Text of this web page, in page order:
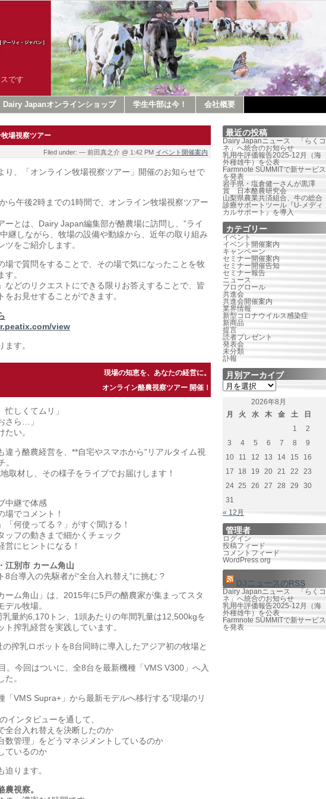
です
Dairy Japanオンラインショップ 学生牛部は今！ 会社概要
牧場視察ツアー
Filed under: — 前田真之介 @ 1:42 PM イベント開催案内
り、「オンライン牧場視察ツアー」開催のお知らせで
ら午後2時までの1時間で、オンライン牧場視察ツアー
ーとは、Dairy Japan編集部が酪農場に訪問し、”ライ
継しながら、牧場の設備や動線から、近年の取り組み
ツをご紹介します。
場で質問をすることで、その場で気になったことを牧
。
などのリクエストにできる限りお答えすることで、皆
をお見せすることができます。
view
す。
現場の知恵を、あなたの経営に。
オンライン酪農視察ツアー 開催！
忙しくてムリ」
さら…」
い。
違う酪農経営を、**自宅やスマホから“リアルタイム視
。
取材し、その様子をライブでお届けします！
中継で体感
場でコメント！
「何使ってる？」がすぐ聞ける！
ッフの動きまで細かくチェック
営にヒントになる！
江別市 カーム角山
8台導入の先駆者が“全台入れ替え”に挑む ?
ーム角山」は、2015年に5戸の酪農家が集まってスタ
ル牧場。
量約6,170トン、1頭あたりの年間乳量は12,500kgを
搾乳経営を実践しています。
搾乳ロボットを8台同時に導入したアジア初の牧場と
。今回はついに、全8台を最新機種「VMS V300」へ入
。
「VMS Supra+」から最新モデルへ移行する”現場のリ
インタビューを通して、
全台入れ替えを決断したのか
数管理」をどうマネジメントしているのか
ているのか
迫ります。
農視察。
最近の投稿
Dairy Japanニュース 「らくコ
ネ」へ統合のお知らせ
乳用牛評価報告2025-12月（海
外種雄牛）を公表
Farmnote SUMMITで新サービス
を発表
岩手県・塩倉健一さんが黒澤
賞 日本酪農研究会
山梨県農業共済組合、牛の総合
診療サポートツール『U-メディ
カルサポート』を導入
カテゴリー
イベント
イベント開催案内
キャンペーン
セミナー開催案内
セミナー開催告知
セミナー報告
ニュース
ブログロール
共進会
共進会開催案内
業界情報
新型コロナウイルス感染症
新商品
提言
読者プレゼント
発表会
未分類
訃報
月別アーカイブ
月
別
ー
ブ
2026年8月
月
火 水 木 金 土
日
1
2
3
4 5 6 7 8
9
10
11 12 13 14 15
16
17
18 19 20 21 22
23
24 25 26 27 28 29
30
31
« 12月
管理者
ログイン
投稿フィード
コメントフィード
WordPress.org
DJニュースのRSS
Dairy Japanニュース 「らくコ
ネ」へ統合のお知らせ
乳用牛評価報告2025-12月（海
外種雄牛）を公表
Farmnote SUMMITで新サービス
を発表